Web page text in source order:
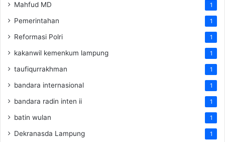
Mahfud MD 1
Pemerintahan 1
Reformasi Polri 1
kakanwil kemenkum lampung 1
taufiqurrakhman 1
bandara internasional 1
bandara radin inten ii 1
batin wulan 1
Dekranasda Lampung 1